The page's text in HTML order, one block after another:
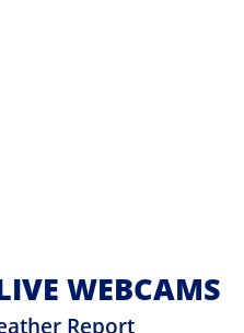
WEBCAMS
Report